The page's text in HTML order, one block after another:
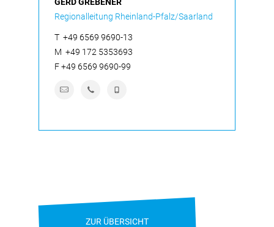
Regionalleitung Rheinland-Pfalz/Saarland
T +49 6569 9690-13
M +49 172 5353693
F+49 6569 9690-99
ZUR ÜBERSICHT